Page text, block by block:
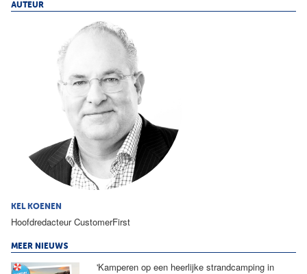
AUTEUR
KEL KOENEN
Hoofdredacteur CustomerFirst
MEER NIEUWS
'Kamperen op een heerlijke strandcamping in